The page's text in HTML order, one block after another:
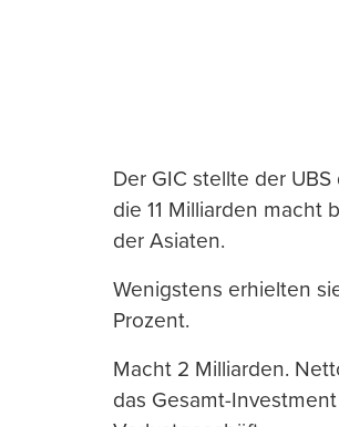
Der GIC stellte der
die 11 Milliarden macht
der Asiaten.
Wenigstens erhielten
Prozent.
Macht 2 Milliarden.
das Gesamt-